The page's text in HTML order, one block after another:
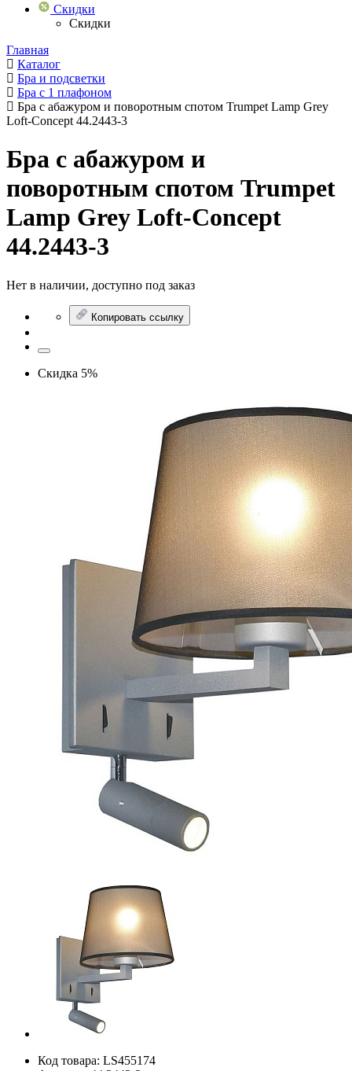
Скидки
Скидки
Главная
Каталог
Бра и подсветки
Бра с 1 плафоном
Бра с абажуром и поворотным спотом Trumpet Lamp Grey
Loft-Concept 44.2443-3
Бра с абажуром и
поворотным спотом Trumpet
Lamp Grey Loft-Concept
44.2443-3
Нет в наличии, доступно под заказ
Копировать ссылку
Скидка 5%
Код товара: LS455174